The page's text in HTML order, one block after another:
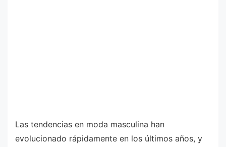
Las tendencias en moda masculina han
evolucionado rápidamente en los últimos años, y